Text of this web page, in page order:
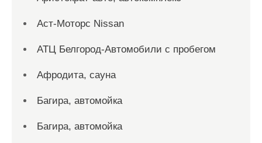
Аст-Моторс Nissan
АТЦ Белгород-Автомобили с пробегом
Афродита, сауна
Багира, автомойка
Багира, автомойка